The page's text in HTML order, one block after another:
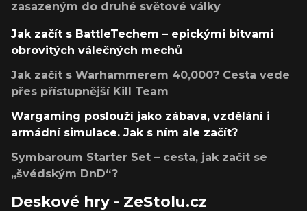
zasazeným do druhé světové války
Jak začít s BattleTechem – epickými bitvami
obrovitých válečných mechů
Jak začít s Warhammerem 40,000? Cesta vede
přes přístupnější Kill Team
Wargaming poslouží jako zábava, vzdělání i
armádní simulace. Jak s ním ale začít?
Symbaroum Starter Set – cesta, jak začít se
„švédským DnD“?
Deskové hry - ZeStolu.cz